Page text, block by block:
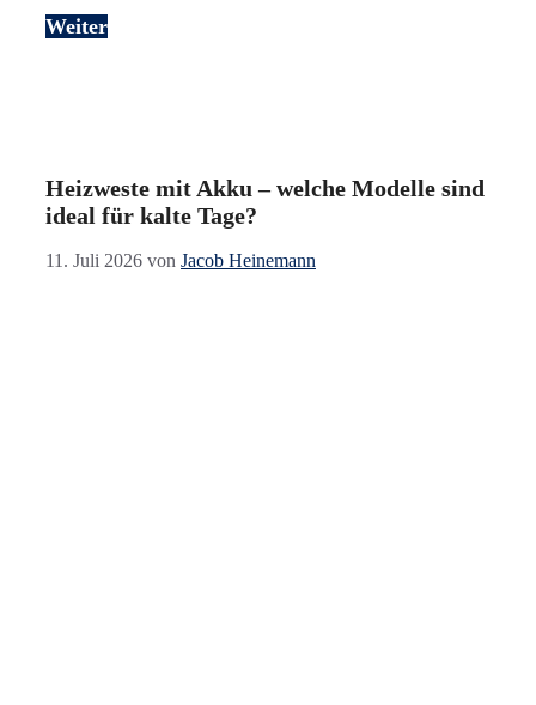
Weiter
Heizweste mit Akku – welche Modelle sind
ideal für kalte Tage?
11. Juli 2026 von Jacob Heinemann